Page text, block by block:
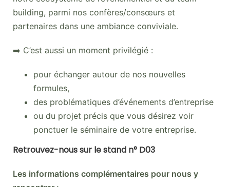
building, parmi nos confères/consœurs et
partenaires dans une ambiance conviviale.
➡️ C’est aussi un moment privilégié :
pour échanger autour de nos nouvelles
formules,
des problématiques d’événements d’entreprise
ou du projet précis que vous désirez voir
ponctuer le séminaire de votre entreprise.
Retrouvez-nous sur le stand n° D03
Les informations complémentaires pour nous y